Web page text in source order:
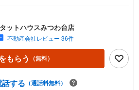
いつでも大歓迎!!京成松戸線「上本郷」駅
線・京成松戸線「松戸」駅徒歩18分2路線
勤・通学に便利■リビング全体を見渡せるカ
ン■家事がはかどる食洗機付きシステムキッ
面採光で陽当たりの良い明るい家■小学校徒
の通学安心■全居室収納完備でお部屋がスッ
の不動産のことなら株式会社アフィオにお
ットハウスみつわ台店
不動産会社レビュー 36件
もらう （無料）
話する （通話料無料）